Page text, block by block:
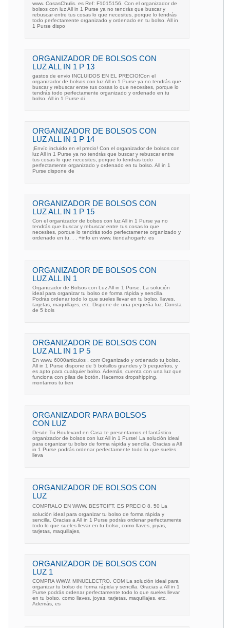
www. CosasChulis. es Ref: F1015156. Con el organizador de
bolsos con luz All in 1 Purse ya no tendrás que buscar y
rebuscar entre tus cosas lo que necesites, porque lo tendrás
todo perfectamente organizado y ordenado en tu bolso. All in
1 Purse dispo
ORGANIZADOR DE BOLSOS CON
LUZ ALL IN 1 P 13
gastos de envio INCLUIDOS EN EL PRECIO!Con el
organizador de bolsos con luz All in 1 Purse ya no tendrás que
buscar y rebuscar entre tus cosas lo que necesites, porque lo
tendrás todo perfectamente organizado y ordenado en tu
bolso. All in 1 Purse di
ORGANIZADOR DE BOLSOS CON
LUZ ALL IN 1 P 14
¡Envío incluido en el precio! Con el organizador de bolsos con
luz All in 1 Purse ya no tendrás que buscar y rebuscar entre
tus cosas lo que necesites, porque lo tendrás todo
perfectamente organizado y ordenado en tu bolso. All in 1
Purse dispone de
ORGANIZADOR DE BOLSOS CON
LUZ ALL IN 1 P 15
Con el organizador de bolsos con luz All in 1 Purse ya no
tendrás que buscar y rebuscar entre tus cosas lo que
necesites, porque lo tendrás todo perfectamente organizado y
ordenado en tu. . . +info en www. tiendahogartv. es
ORGANIZADOR DE BOLSOS CON
LUZ ALL IN 1
Organizador de Bolsos con Luz All in 1 Purse. La solución
ideal para organizar tu bolso de forma rápida y sencilla.
Podrás ordenar todo lo que sueles llevar en tu bolso, llaves,
tarjetas, maquillajes, etc. Dispone de una pequeña luz. Consta
de 5 bols
ORGANIZADOR DE BOLSOS CON
LUZ ALL IN 1 P 5
En www. 6000articulos . com Organizado y ordenado tu bolso.
All in 1 Purse dispone de 5 bolsillos grandes y 5 pequeños, y
es apto para cualquier bolso. Además, cuenta con una luz que
funciona con pilas de botón. Hacemos dropshipping,
montamos tu tien
ORGANIZADOR PARA BOLSOS
CON LUZ
Desde Tu Boulevard en Casa te presentamos el fantástico
organizador de bolsos con luz All in 1 Purse! La solución ideal
para organizar tu bolso de forma rápida y sencilla. Gracias a All
in 1 Purse podrás ordenar perfectamente todo lo que sueles
lleva
ORGANIZADOR DE BOLSOS CON
LUZ
COMPRALO EN WWW. BESTGIFT. ES PRECIO 8. 50 La
solución ideal para organizar tu bolso de forma rápida y
sencilla. Gracias a All in 1 Purse podrás ordenar perfectamente
todo lo que sueles llevar en tu bolso, como llaves, joyas,
tarjetas, maquillajes,
ORGANIZADOR DE BOLSOS CON
LUZ 1
COMPRA WWW. MINUELECTRO. COM La solución ideal para
organizar tu bolso de forma rápida y sencilla. Gracias a All in 1
Purse podrás ordenar perfectamente todo lo que sueles llevar
en tu bolso, como llaves, joyas, tarjetas, maquillajes, etc.
Además, es